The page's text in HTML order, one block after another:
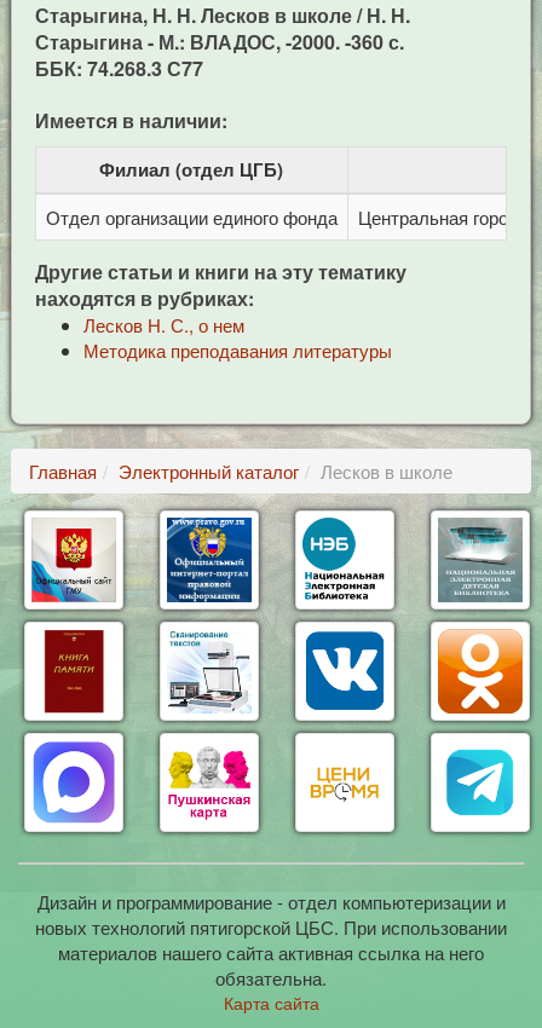
Старыгина, Н. Н. Лесков в школе / Н. Н.
Старыгина - М.: ВЛАДОС, -2000. -360 с.
ББК: 74.268.3 С77
Имеется в наличии:
Филиал (отдел ЦГБ)
Отдел организации единого фонда Центральная
Другие статьи и книги на эту тематику
находятся в рубриках:
Лесков Н. С., о нем
Методика преподавания литературы
Главная Электронный каталог Лесков в школе
Дизайн и программирование - отдел компьютеризации и
новых технологий пятигорской ЦБС. При использовании
материалов нашего сайта активная ссылка на него
обязательна.
Карта сайта